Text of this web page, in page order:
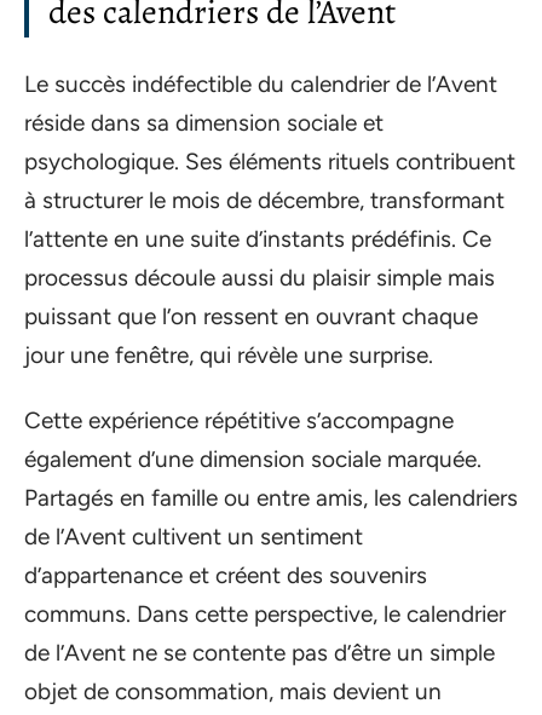
des calendriers de l’Avent
Le succès indéfectible du calendrier de l’Avent
réside dans sa dimension sociale et
psychologique. Ses éléments rituels contribuent
à structurer le mois de décembre, transformant
l’attente en une suite d’instants prédéfinis. Ce
processus découle aussi du plaisir simple mais
puissant que l’on ressent en ouvrant chaque
jour une fenêtre, qui révèle une surprise.
Cette expérience répétitive s’accompagne
également d’une dimension sociale marquée.
Partagés en famille ou entre amis, les calendriers
de l’Avent cultivent un sentiment
d’appartenance et créent des souvenirs
communs. Dans cette perspective, le calendrier
de l’Avent ne se contente pas d’être un simple
objet de consommation, mais devient un